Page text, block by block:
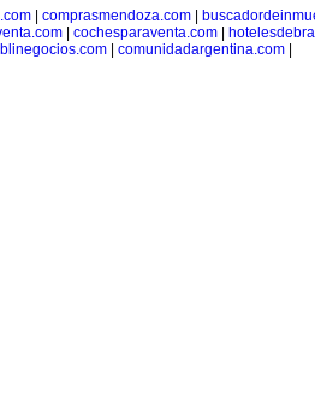
| comprasmendoza.com|
cochesparaventa.com
| comunidadargentina.com|